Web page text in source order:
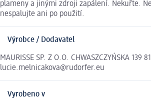
plameny a jinými zdroji zapálení. Nekuřte.
nespalujte ani po použití.
Výrobce / Dodavatel
MAURISSE SP. Z O.O. CHWASZCZYŃSKA 139
lucie.melnicakova@rudorfer.eu
Vyrobeno v